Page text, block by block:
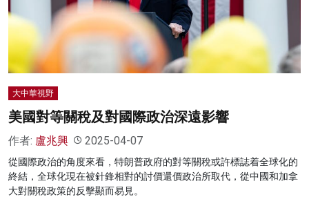
名家榜
灼見活動
大中華視野
美國對等關稅及對國際政治深遠影響
作者: 盧兆興 2025-04-07
從國際政治的角度來看，特朗普政府的對等關稅或許標誌着全球化的
終結，全球化現在被針鋒相對的討價還價政治所取代，從中國和加拿
大對關稅政策的反擊顯而易見。